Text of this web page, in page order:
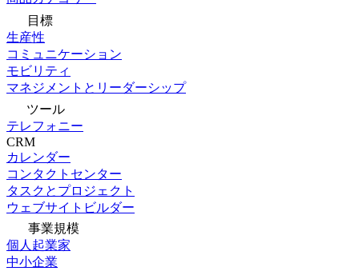
目標
生産性
コミュニケーション
モビリティ
マネジメントとリーダーシップ
ツール
テレフォニー
CRM
カレンダー
コンタクトセンター
タスクとプロジェクト
ウェブサイトビルダー
事業規模
個人起業家
中小企業